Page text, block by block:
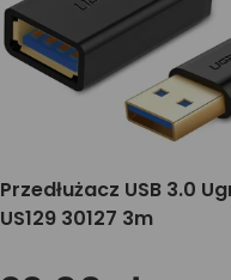
Przedłużacz USB 3.0
US129 30127 3m